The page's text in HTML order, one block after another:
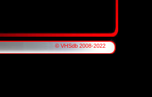
© VHSdb 2008-2022